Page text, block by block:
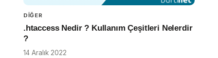
DIĞER
.htaccess Nedir ? Kullanım Çeşitleri Nelerdir
?
14 Aralık 2022